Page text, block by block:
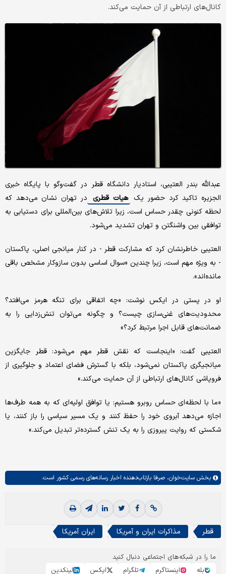
کانال‌های ارتباطی از آن حمایت می‌کند.
عبدالله بندر العتیبی، استادیار دانشگاه قطر در گفت‌وگو با پایگاه خبری
الجزیره تاکید کرد حضور یک هیات قطری
در تهران نشان می‌دهد که
لحظه کنونی چقدر حساس است، زیرا تلاش‌های بین‌المللی برای دستیابی به
توافقی بین واشنگتن و تهران تشدید می‌شود.
العتیبی خاطرنشان کرد که مشارکت قطر - در کنار میانجی اصلی، پاکستان
- به ویژه مهم است، زیرا چندین «سوال اساسی بدون سازوکار مشخص باقی
مانده‌اند».
او در پستی در ایکس نوشت: «چه اتفاقی برای تنگه هرمز می‌افتد؟
محدودیت‌های غنی‌سازی چیست؟ و چگونه می‌توان تنش‌زدایی را به
ضمانت‌های قابل اجرا مرتبط کرد؟»
العتیبی گفت: «اینجاست که نقش قطر مهم می‌شود: قطر جایگزین
میانجیگری پاکستان نمی‌شود، بلکه با گسترش فضای اعتماد و جلوگیری از
فروپاشی کانال‌های ارتباطی از آن حمایت می‌کند.»
«ما با لحظه‌ای حساس روبرو هستیم: یا توافق اولیه‌ای که به همه طرف‌ها
اجازه می‌دهد آبروی خود را حفظ کنند و یک مسیر سیاسی را باز کنند، یا
شکستی که روایت پیروزی را به یک تنش گسترده‌تر تبدیل می‌کند.»
بخش سایت‌خوان، صرفا بازتاب‌دهنده اخبار رسانه‌های رسمی کشور است.
قطر مذاکرات ایران و آمریکا ایران آمریکا
ما را در شبکه‌های اجتماعی دنبال کنید
بله
اینستاگرم تلگرام ایکس لینکدین